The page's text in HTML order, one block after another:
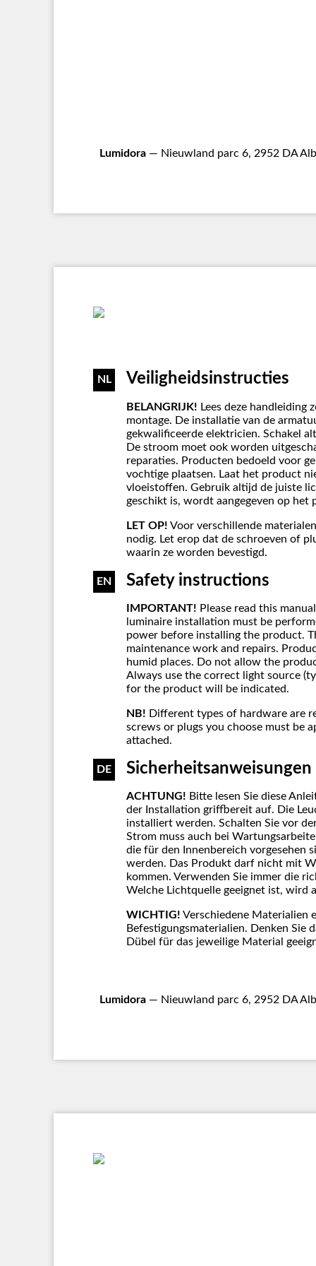
Lumidora — Nieuwland parc 6, 2952 DA
NL Veiligheidsinstructies
BELANGRIJK! Lees deze handleiding
montage. De installatie van de
gekwalificeerde elektricien. Schakel
De stroom moet ook worden
reparaties. Producten bedoeld voor
vochtige plaatsen. Laat het product
vloeistoffen. Gebruik altijd de juiste
geschikt is, wordt aangegeven op het
LET OP! Voor verschillende
nodig. Let erop dat de schroeven of
waarin ze worden bevestigd.
EN Safety instructions
IMPORTANT! Please read this
luminaire installation must be
power before installing the product.
maintenance work and repairs.
humid places. Do not allow the
Always use the correct light source
for the product will be indicated.
NB! Different types of hardware are
screws or plugs you choose must be
attached.
DE Sicherheitsanweisungen
ACHTUNG! Bitte lesen Sie diese
der Installation griffbereit auf. Die
installiert werden. Schalten Sie vor
Strom muss auch bei
die für den Innenbereich vorgesehen
werden. Das Produkt darf nicht mit
kommen. Verwenden Sie immer die
Welche Lichtquelle geeignet ist, wird
WICHTIG! Verschiedene Materialien
Befestigungsmaterialien. Denken Sie
Dübel für das jeweilige Material
Lumidora — Nieuwland parc 6, 2952 DA